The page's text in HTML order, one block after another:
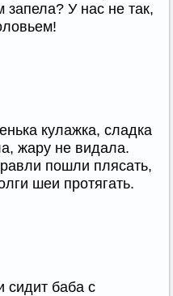
запела? У нас не так,
кулажка, сладка
жару не видала.
пошли плясать,
шеи протягать.
баба с